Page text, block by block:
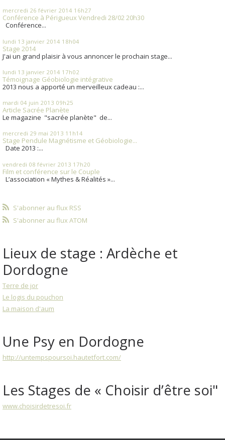
mercredi 26 février 2014 16h27
Conférence à Périgueux Vendredi 28/02 20h30
Conférence...
lundi 13 janvier 2014 18h04
Stage 2014
J'ai un grand plaisir à vous annoncer le prochain stage...
lundi 13 janvier 2014 17h02
Témoignage Géobiologie intégrative
2013 nous a apporté un merveilleux cadeau :...
mardi 04 juin 2013 09h25
Article Sacrée Planète
Le magazine "sacrée planète" de...
mercredi 29 mai 2013 11h14
Stage Pendule Magnétisme et Géobiologie...
Date 2013 :...
vendredi 08 février 2013 17h20
Film et conférence sur le Couple
L’association « Mythes & Réalités »...
S'abonner au flux RSS
S'abonner au flux ATOM
Lieux de stage : Ardèche et
Dordogne
Terre de jor
Le logis du pouchon
La maison d'aum
Une Psy en Dordogne
http://untempspoursoi.hautetfort.com/
Les Stages de « Choisir d’être soi"
www.choisirdetresoi.fr